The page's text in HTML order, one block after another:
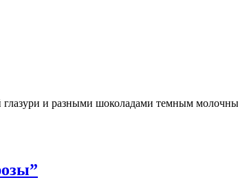
и разными шоколадами темным